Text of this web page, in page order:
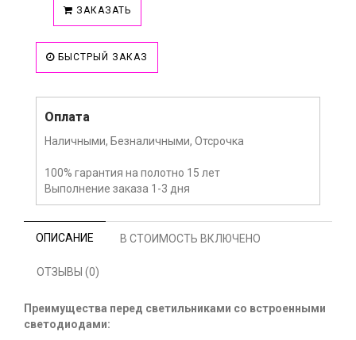
ЗАКАЗАТЬ
БЫСТРЫЙ ЗАКАЗ
Оплата
Наличными, Безналичными, Отсрочка
100% гарантия на полотно 15 лет
Выполнение заказа 1-3 дня
ОПИСАНИЕ В СТОИМОСТЬ ВКЛЮЧЕНО
ОТЗЫВЫ (0)
Преимущества перед светильниками со встроенными
светодиодами: